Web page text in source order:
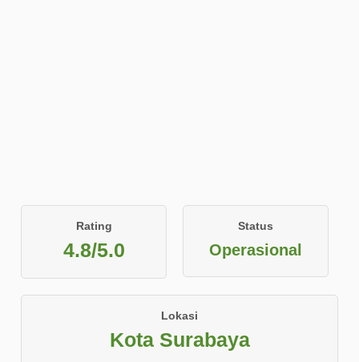
Rating
4.8/5.0
Status
Operasional
Lokasi
Kota Surabaya